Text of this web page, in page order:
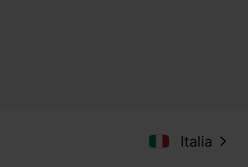
Italia